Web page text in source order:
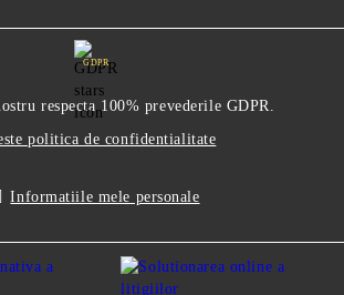
GDPR
respecta 100% prevederile GDPR.
politica de confidentialitate
Informatiile mele personale